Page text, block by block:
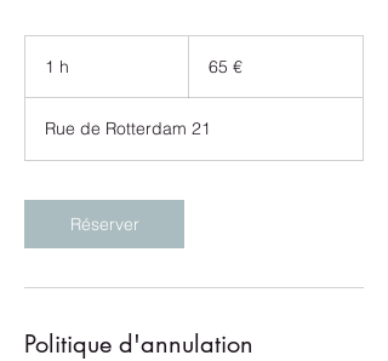
1 h 65 €
Rue de Rotterdam 21
Réserver
Politique d'annulation